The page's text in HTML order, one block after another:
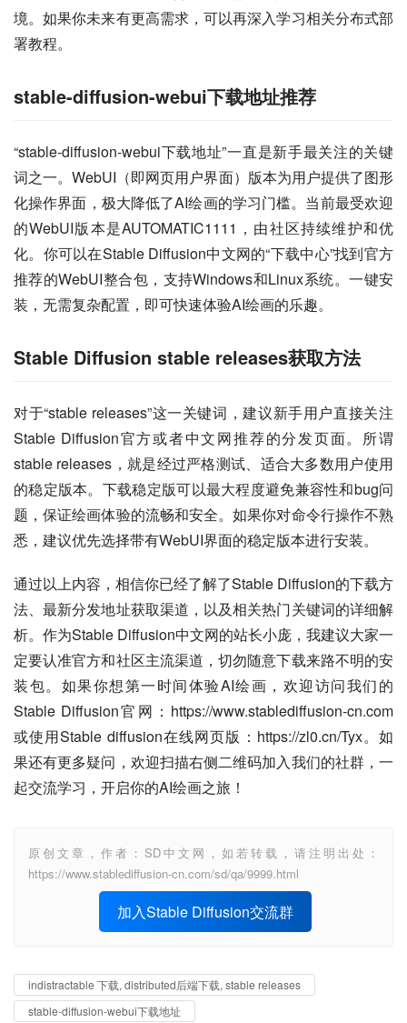
境。如果你未来有更高需求，可以再深入学习相关分布式部
署教程。
stable-diffusion-webui下载地址推荐
“stable-diffusion-webui下载地址”一直是新手最关注的关键
词之一。WebUI（即网页用户界面）版本为用户提供了图形
化操作界面，极大降低了AI绘画的学习门槛。当前最受欢迎
的WebUI版本是AUTOMATIC1111，由社区持续维护和优
化。你可以在Stable Diffusion中文网的“下载中心”找到官方
推荐的WebUI整合包，支持Windows和Linux系统。一键安
装，无需复杂配置，即可快速体验AI绘画的乐趣。
Stable Diffusion stable releases获取方法
对于“stable releases”这一关键词，建议新手用户直接关注
Stable Diffusion官方或者中文网推荐的分发页面。所谓
stable releases，就是经过严格测试、适合大多数用户使用
的稳定版本。下载稳定版可以最大程度避免兼容性和bug问
题，保证绘画体验的流畅和安全。如果你对命令行操作不熟
悉，建议优先选择带有WebUI界面的稳定版本进行安装。
通过以上内容，相信你已经了解了Stable Diffusion的下载方
法、最新分发地址获取渠道，以及相关热门关键词的详细解
析。作为Stable Diffusion中文网的站长小庞，我建议大家一
定要认准官方和社区主流渠道，切勿随意下载来路不明的安
装包。如果你想第一时间体验AI绘画，欢迎访问我们的
Stable Diffusion官网：https://www.stablediffusion-cn.com
或使用Stable diffusion在线网页版：https://zl0.cn/Tyx。如
果还有更多疑问，欢迎扫描右侧二维码加入我们的社群，一
起交流学习，开启你的AI绘画之旅！
原创文章，作者：SD中文网，如若转载，请注明出处：
https://www.stablediffusion-cn.com/sd/qa/9999.html
加入Stable Diffusion交流群
indistractable 下载, distributed后端下载, stable releases
stable-diffusion-webui下载地址